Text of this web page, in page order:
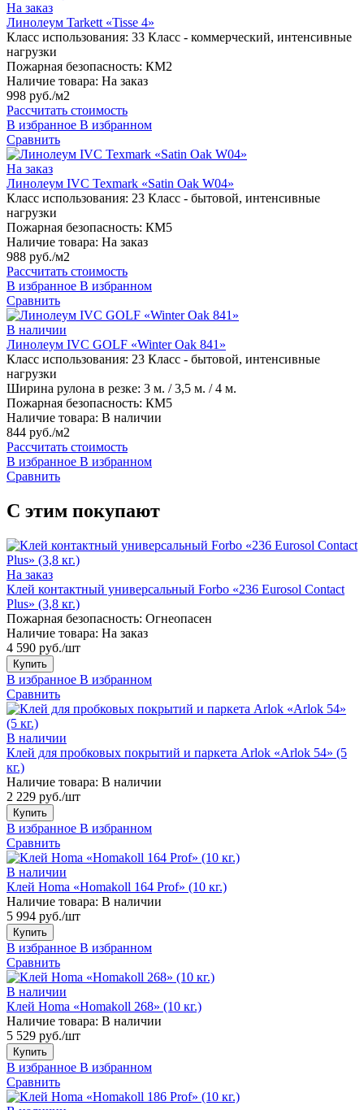
На заказ
Линолеум Tarkett «Tisse 4»
Класс использования: 33 Класс - коммерческий, интенсивные
нагрузки
Пожарная безопасность: КМ2
Наличие товара: На заказ
998 руб./м2
Рассчитать стоимость
В избранное В избранном
Сравнить
На заказ
Линолеум IVC Texmark «Satin Oak W04»
Класс использования: 23 Класс - бытовой, интенсивные
нагрузки
Пожарная безопасность: КМ5
Наличие товара: На заказ
988 руб./м2
Рассчитать стоимость
В избранное В избранном
Сравнить
В наличии
Линолеум IVC GOLF «Winter Oak 841»
Класс использования: 23 Класс - бытовой, интенсивные
нагрузки
Ширина рулона в резке: 3 м. / 3,5 м. / 4 м.
Пожарная безопасность: КМ5
Наличие товара: В наличии
844 руб./м2
Рассчитать стоимость
В избранное В избранном
Сравнить
С этим покупают
На заказ
Клей контактный универсальный Forbo «236 Eurosol Contact
Plus» (3,8 кг.)
Пожарная безопасность: Огнеопасен
Наличие товара: На заказ
4 590 руб./шт
Купить
В избранное В избранном
Сравнить
В наличии
Клей для пробковых покрытий и паркета Arlok «Arlok 54» (5
кг.)
Наличие товара: В наличии
2 229 руб./шт
Купить
В избранное В избранном
Сравнить
В наличии
Клей Homa «Homakoll 164 Prof» (10 кг.)
Наличие товара: В наличии
5 994 руб./шт
Купить
В избранное В избранном
Сравнить
В наличии
Клей Homa «Homakoll 268» (10 кг.)
Наличие товара: В наличии
5 529 руб./шт
Купить
В избранное В избранном
Сравнить